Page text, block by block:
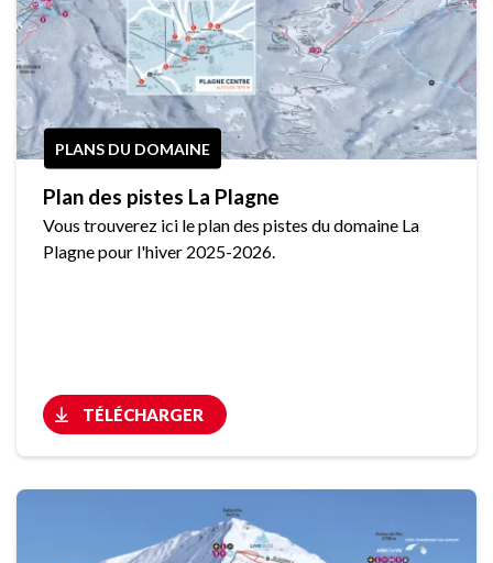
PLANS DU DOMAINE
Plan des pistes La Plagne
Vous trouverez ici le plan des pistes du domaine La
Plagne pour l'hiver 2025-2026.
TÉLÉCHARGER